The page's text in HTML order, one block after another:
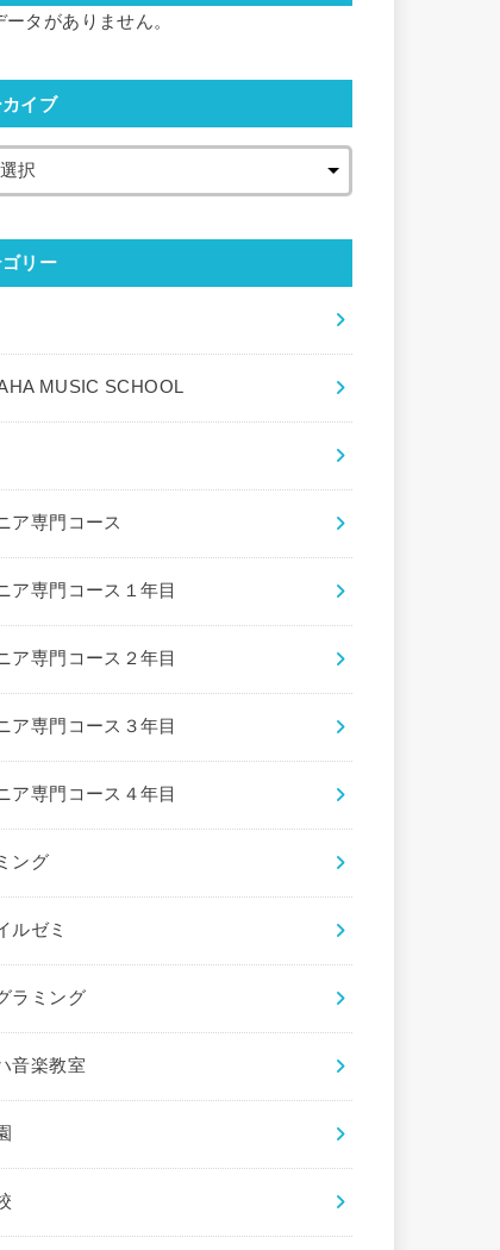
ータがありません。
イブ
リー
MUSIC SCHOOL
ア専門コース
ア専門コース１年目
ア専門コース２年目
ア専門コース３年目
ア専門コース４年目
ング
ルゼミ
ラミング
音楽教室